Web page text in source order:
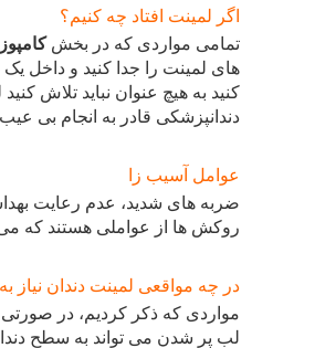
اگر لمینت افتاد چه کنیم؟
تمامی مواردی که در بخش
های لمینت را جدا کنید و داخل یک
کنید به هیچ عنوان نباید تلاش
دندانپزشکی قادر به انجام بی
عوامل آسیب زا
ضربه های شدید، عدم رعایت
روکش ها از عواملی هستند که
در چه مواقعی لمینت دندان نیاز
مواردی که ذکر کردیم، در
لب پر شدن می تواند به سطح